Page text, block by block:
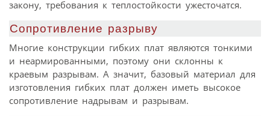
закону, требования к теплостойкости ужесточатся.
Сопротивление разрыву
Многие конструкции гибких плат являются тонкими
и неармированными, поэтому они склонны к
краевым разрывам. А значит, базовый материал для
изготовления гибких плат должен иметь высокое
сопротивление надрывам и разрывам.